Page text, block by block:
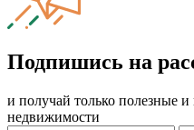
Подпишись на
и получай только полезные
недвижимости